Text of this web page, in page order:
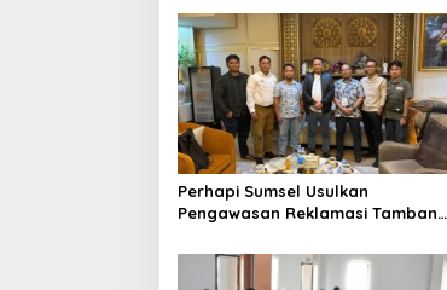
s
Perhapi Sumsel Usulkan
Pengawasan Reklamasi Tambang
Perkuat Tata Kelola
Pertambangan